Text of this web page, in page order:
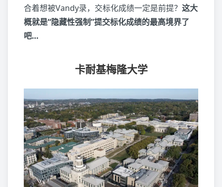
合着想被Vandy录，交标化成绩一定是前提？ 这大
概就是“隐藏性强制”提交标化成绩的最高境界了
吧…
卡耐基梅隆大学